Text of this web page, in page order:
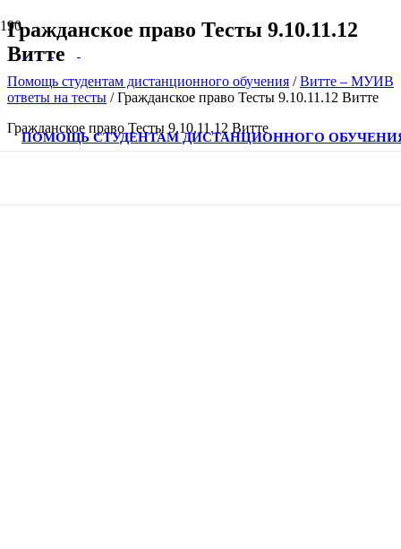
ПОМОЩЬ СТУДЕНТАМ ДИСТАНЦИОННОГО
Гражданское право Тесты 9.10.11.12
Витте
Помощь студентам дистанционного обучения /Витте – МУИВ
ответы на тесты /Гражданское право Тесты 9.10.11.12 Витте
Гражданское право Тесты 9.10.11.12 Витте